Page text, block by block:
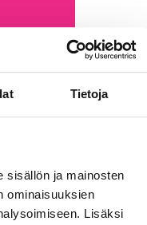
Tietoja
sisällön ja mainosten
ominaisuuksien
Lisäksi